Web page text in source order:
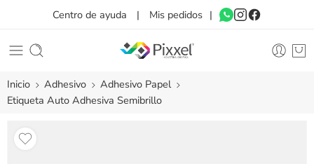
Centro de ayuda | Mis pedidos |
Inicio Adhesivo
Adhesivo Papel
Etiqueta Auto Adhesiva Semibrillo